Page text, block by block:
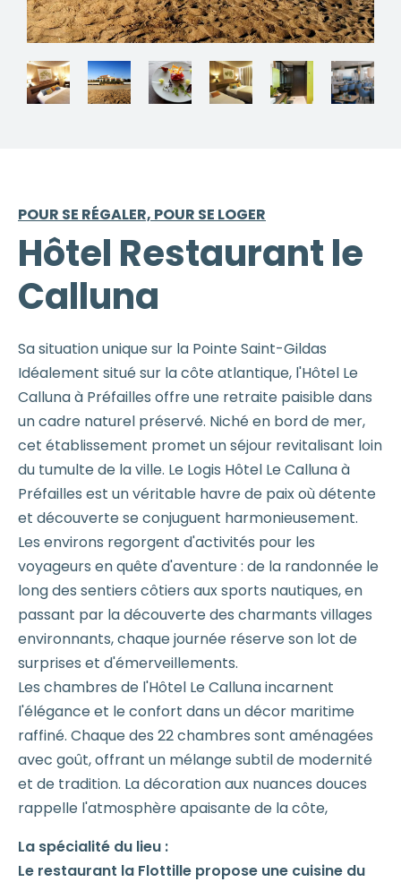
POUR SE RÉGALER, POUR SE LOGER
Hôtel Restaurant le
Calluna
Sa situation unique sur la Pointe Saint-Gildas
Idéalement situé sur la côte atlantique, l'Hôtel Le
Calluna à Préfailles offre une retraite paisible dans
un cadre naturel préservé. Niché en bord de mer,
cet établissement promet un séjour revitalisant loin
du tumulte de la ville. Le Logis Hôtel Le Calluna à
Préfailles est un véritable havre de paix où détente
et découverte se conjuguent harmonieusement.
Les environs regorgent d'activités pour les
voyageurs en quête d'aventure : de la randonnée le
long des sentiers côtiers aux sports nautiques, en
passant par la découverte des charmants villages
environnants, chaque journée réserve son lot de
surprises et d'émerveillements.
Les chambres de l'Hôtel Le Calluna incarnent
l'élégance et le confort dans un décor maritime
raffiné. Chaque des 22 chambres sont aménagées
avec goût, offrant un mélange subtil de modernité
et de tradition. La décoration aux nuances douces
rappelle l'atmosphère apaisante de la côte,
La spécialité du lieu :
Le restaurant la Flottille propose une cuisine du